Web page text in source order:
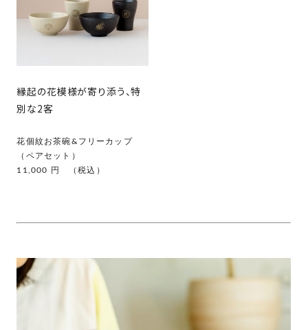
縁起の花模様が寄り添う、特
別な2客
花個紋お茶碗&フリーカップ
（ペアセット）
11,000 円 （税込）